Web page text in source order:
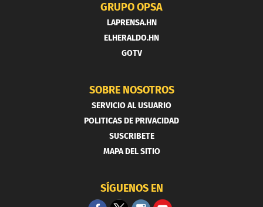
GRUPO OPSA
LAPRENSA.HN
ELHERALDO.HN
GOTV
SOBRE NOSOTROS
SERVICIO AL USUARIO
POLITICAS DE PRIVACIDAD
SUSCRIBETE
MAPA DEL SITIO
SÍGUENOS EN